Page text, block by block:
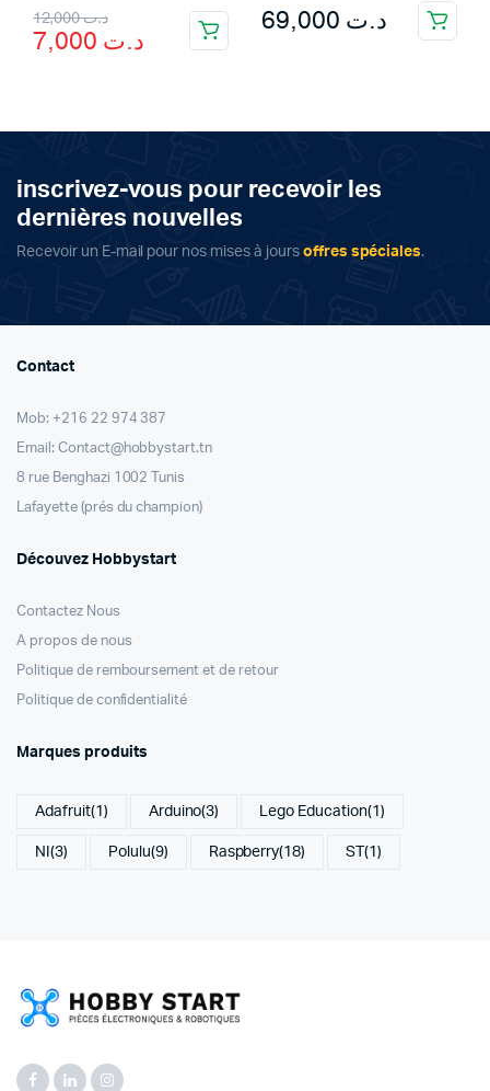
د.ت12,000
Original
price
د.ت 12,000.
د.ت
Current
price
د.ت 7,000.
د.ت
inscrivez-vous pour recevoir les
dernières nouvelles
Recevoir un E-mail pour nos mises à jours offres spéciales.
Contact
Mob: +216 22 974 387
Email: Contact@hobbystart.tn
8 rue Benghazi 1002 Tunis
Lafayette (prés du champion)
Découvez Hobbystart
Contactez Nous
A propos de nous
Politique de remboursement et de retour
Politique de confidentialité
Marques produits
Adafruit(1) Arduino(3) Lego Education(1)
NI (3) Polulu(9) Raspberry(18) ST(1)